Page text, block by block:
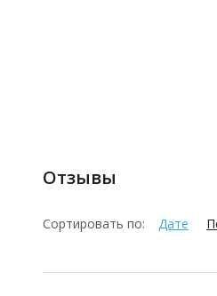
Отзывы
Сортировать по: Дате